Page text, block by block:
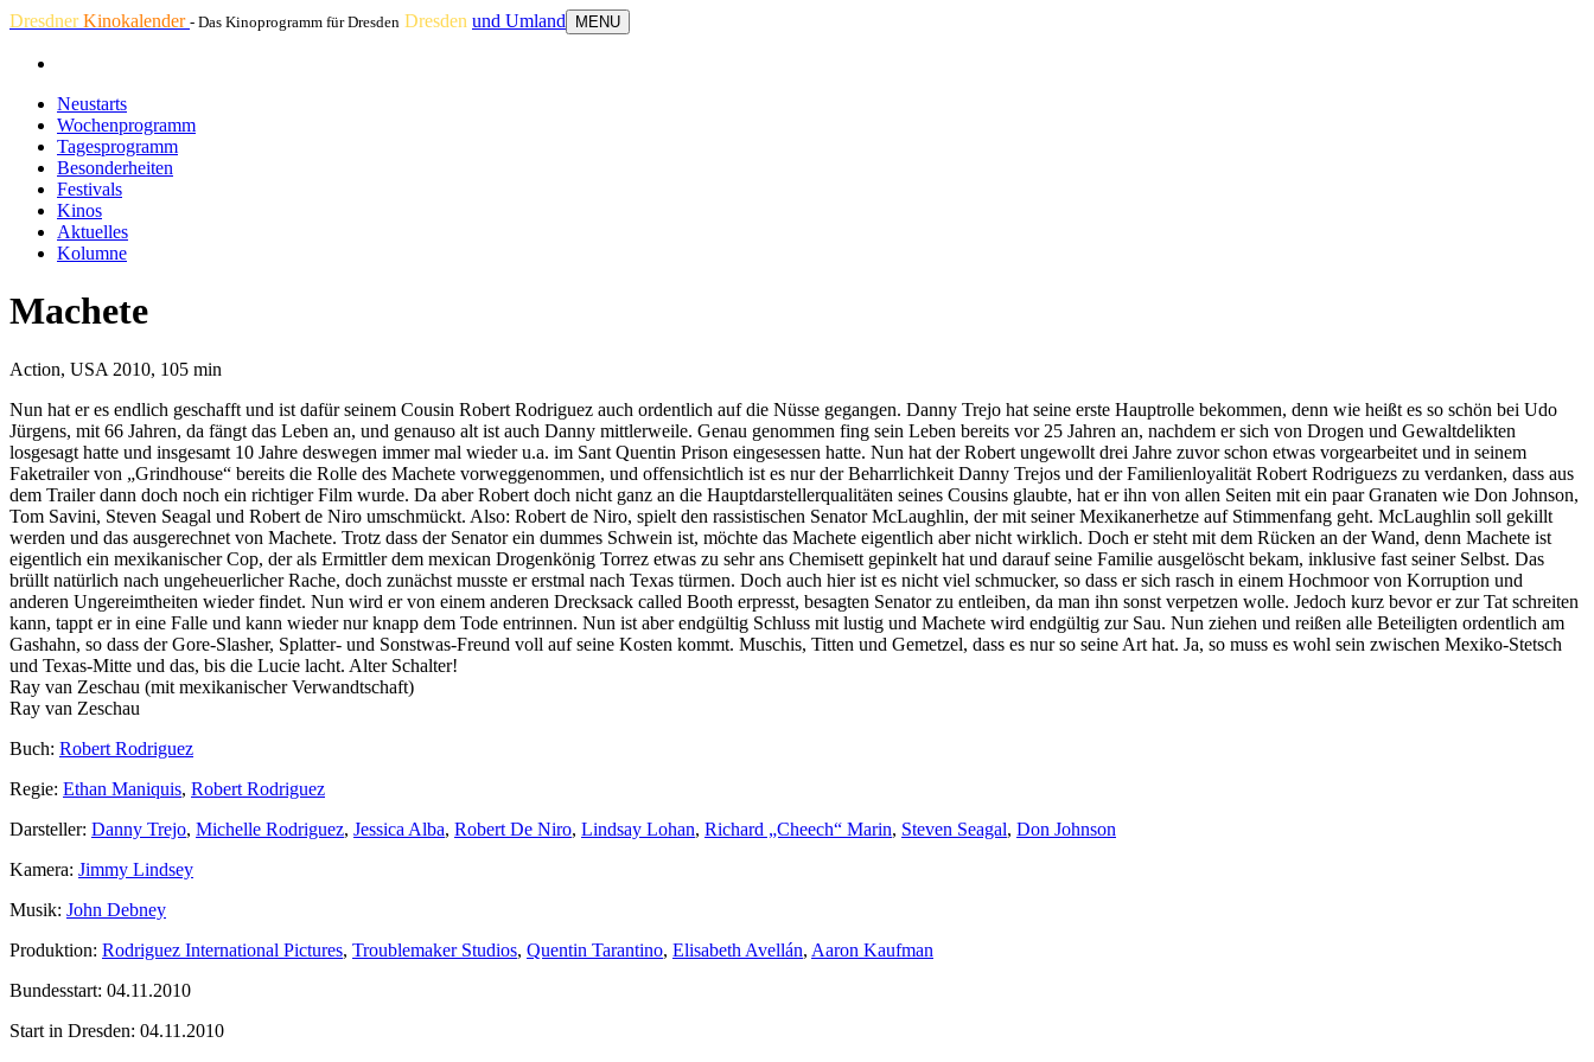
DresdnerKinokalender - Das Kinoprogramm für Dresden Dresden und Umland MENU
Neustarts
Wochenprogramm
Tagesprogramm
Besonderheiten
Festivals
Kinos
Aktuelles
Kolumne
Machete
Action, USA 2010, 105 min
Nun hat er es endlich geschafft und ist dafür seinem Cousin Robert Rodriguez auch ordentlich auf die Nüsse gegangen. Danny Trejo hat seine erste Hauptrolle bekommen, denn wie heißt es so schön bei Udo
Jürgens, mit 66 Jahren, da fängt das Leben an, und genauso alt ist auch Danny mittlerweile. Genau genommen fing sein Leben bereits vor 25 Jahren an, nachdem er sich von Drogen und Gewaltdelikten
losgesagt hatte und insgesamt 10 Jahre deswegen immer mal wieder u.a. im Sant Quentin Prison eingesessen hatte. Nun hat der Robert ungewollt drei Jahre zuvor schon etwas vorgearbeitet und in seinem
Faketrailer von „Grindhouse“ bereits die Rolle des Machete vorweggenommen, und offensichtlich ist es nur der Beharrlichkeit Danny Trejos und der Familienloyalität Robert Rodriguezs zu verdanken, dass aus
dem Trailer dann doch noch ein richtiger Film wurde. Da aber Robert doch nicht ganz an die Hauptdarstellerqualitäten seines Cousins glaubte, hat er ihn von allen Seiten mit ein paar Granaten wie Don Johnson,
Tom Savini, Steven Seagal und Robert de Niro umschmückt. Also: Robert de Niro, spielt den rassistischen Senator McLaughlin, der mit seiner Mexikanerhetze auf Stimmenfang geht. McLaughlin soll gekillt
werden und das ausgerechnet von Machete. Trotz dass der Senator ein dummes Schwein ist, möchte das Machete eigentlich aber nicht wirklich. Doch er steht mit dem Rücken an der Wand, denn Machete ist
eigentlich ein mexikanischer Cop, der als Ermittler dem mexican Drogenkönig Torrez etwas zu sehr ans Chemisett gepinkelt hat und darauf seine Familie ausgelöscht bekam, inklusive fast seiner Selbst. Das
brüllt natürlich nach ungeheuerlicher Rache, doch zunächst musste er erstmal nach Texas türmen. Doch auch hier ist es nicht viel schmucker, so dass er sich rasch in einem Hochmoor von Korruption und
anderen Ungereimtheiten wieder findet. Nun wird er von einem anderen Drecksack called Booth erpresst, besagten Senator zu entleiben, da man ihn sonst verpetzen wolle. Jedoch kurz bevor er zur Tat schreiten
kann, tappt er in eine Falle und kann wieder nur knapp dem Tode entrinnen. Nun ist aber endgültig Schluss mit lustig und Machete wird endgültig zur Sau. Nun ziehen und reißen alle Beteiligten ordentlich am
Gashahn, so dass der Gore-Slasher, Splatter- und Sonstwas-Freund voll auf seine Kosten kommt. Muschis, Titten und Gemetzel, dass es nur so seine Art hat. Ja, so muss es wohl sein zwischen Mexiko-Stetsch
und Texas-Mitte und das, bis die Lucie lacht. Alter Schalter!
Ray van Zeschau (mit mexikanischer Verwandtschaft)
Ray van Zeschau
Buch: Robert Rodriguez
Regie: Ethan Maniquis, Robert Rodriguez
Darsteller: Danny Trejo, Michelle Rodriguez, Jessica Alba, Robert De Niro, Lindsay Lohan, Richard „Cheech“ Marin, Steven Seagal, Don Johnson
Kamera: Jimmy Lindsey
Musik: John Debney
Produktion: Rodriguez International Pictures, Troublemaker Studios, Quentin Tarantino, Elisabeth Avellán, Aaron Kaufman
Bundesstart: 04.11.2010
Start in Dresden: 04.11.2010